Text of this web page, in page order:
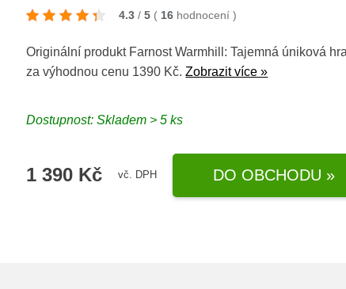
4.3 / 5 ( 16 hodnocení)
Originální produkt Farnost Warmhill: Tajemná úniková
za výhodnou cenu 1390 Kč.Zobrazit více »
Dostupnost: Skladem > 5 ks
1 390 Kč vč. DPH DO OBCHODU »